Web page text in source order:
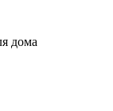
дома